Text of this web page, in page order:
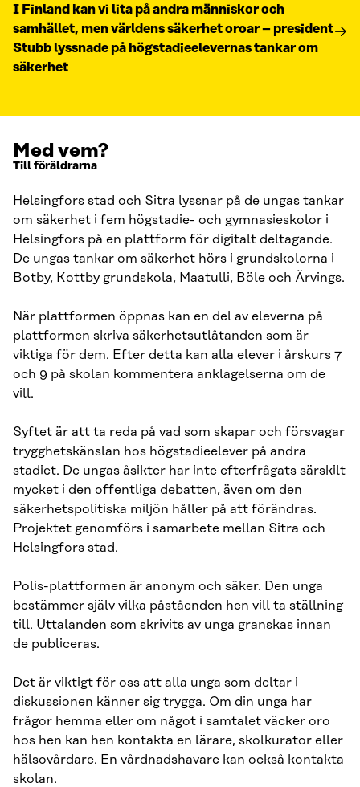
I Finland kan vi lita på andra människor och
samhället, men världens säkerhet oroar – president
Stubb lyssnade på högstadieelevernas tankar om
säkerhet
Med vem?
Till föräldrarna
Helsingfors stad och Sitra lyssnar på de ungas tankar
om säkerhet i fem högstadie- och gymnasieskolor i
Helsingfors på en plattform för digitalt deltagande.
De ungas tankar om säkerhet hörs i grundskolorna i
Botby, Kottby grundskola, Maatulli, Böle och Ärvings.
När plattformen öppnas kan en del av eleverna på
plattformen skriva säkerhetsutlåtanden som är
viktiga för dem. Efter detta kan alla elever i årskurs 7
och 9 på skolan kommentera anklagelserna om de
vill.
Syftet är att ta reda på vad som skapar och försvagar
trygghetskänslan hos högstadieelever på andra
stadiet. De ungas åsikter har inte efterfrågats särskilt
mycket i den offentliga debatten, även om den
säkerhetspolitiska miljön håller på att förändras.
Projektet genomförs i samarbete mellan Sitra och
Helsingfors stad.
Polis-plattformen är anonym och säker. Den unga
bestämmer själv vilka påståenden hen vill ta ställning
till. Uttalanden som skrivits av unga granskas innan
de publiceras.
Det är viktigt för oss att alla unga som deltar i
diskussionen känner sig trygga. Om din unga har
frågor hemma eller om något i samtalet väcker oro
hos hen kan hen kontakta en lärare, skolkurator eller
hälsovårdare. En vårdnadshavare kan också kontakta
skolan.